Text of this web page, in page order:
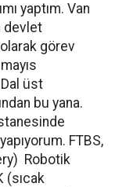
yaptım. Van
devlet
görev
üst
bu yana.
FTBS,
Robotik
(sıcak